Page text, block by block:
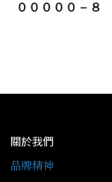
０００００－８
關於我們
品牌精神